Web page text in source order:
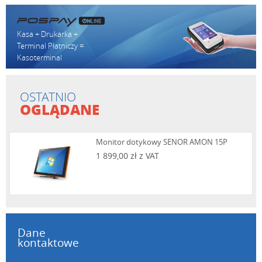
Kasa + Drukarka +
Terminal Płatniczy =
Kasoterminal
OSTATNIO
OGLĄDANE
Monitor dotykowy SENOR AMON 15P
1 899,00 zł z VAT
Dane
kontaktowe